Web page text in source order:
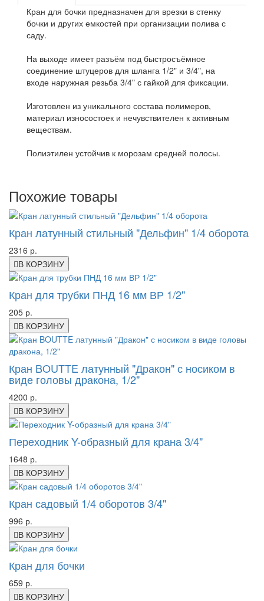
Кран для бочки предназначен для врезки в стенку
бочки и других емкостей при организации полива с
саду.
На выходе имеет разъём под быстросъёмное
соединение штуцеров для шланга 1/2" и 3/4", на
входе наружная резьба 3/4" с гайкой для фиксации.
Изготовлен из уникального состава полимеров,
материал износостоек и нечувствителен к активным
веществам.
Полиэтилен устойчив к морозам средней полосы.
Похожие товары
Кран латунный стильный "Дельфин" 1/4 оборота
2316 р.
В КОРЗИНУ
Кран для трубки ПНД 16 мм ВР 1/2"
205 р.
В КОРЗИНУ
Кран BOUTTE латунный "Дракон" с носиком в
виде головы дракона, 1/2"
4200 р.
В КОРЗИНУ
Переходник Y-образный для крана 3/4"
1648 р.
В КОРЗИНУ
Кран садовый 1/4 оборотов 3/4"
996 р.
В КОРЗИНУ
Кран для бочки
659 р.
В КОРЗИНУ